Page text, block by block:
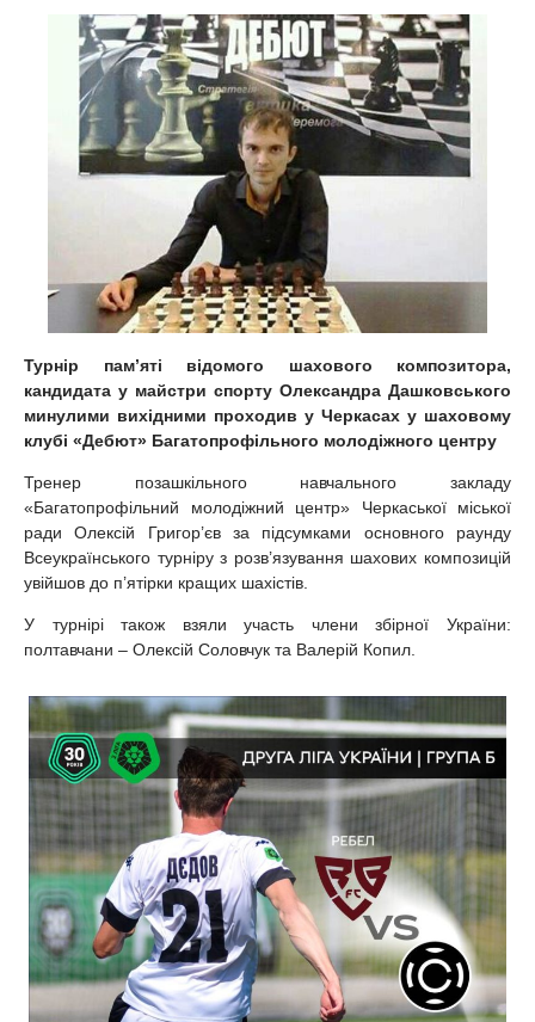
Турнір пам’яті відомого шахового композитора,
кандидата у майстри спорту Олександра Дашковського
минулими вихідними проходив у Черкасах у шаховому
клубі «Дебют» Багатопрофільного молодіжного центру
Тренер позашкільного навчального закладу
«Багатопрофільний молодіжний центр» Черкаської міської
ради Олексій Григор’єв за підсумками основного раунду
Всеукраїнського турніру з розв’язування шахових композицій
увійшов до п’ятірки кращих шахістів.
У турнірі також взяли участь члени збірної України:
полтавчани – Олексій Соловчук та Валерій Копил.